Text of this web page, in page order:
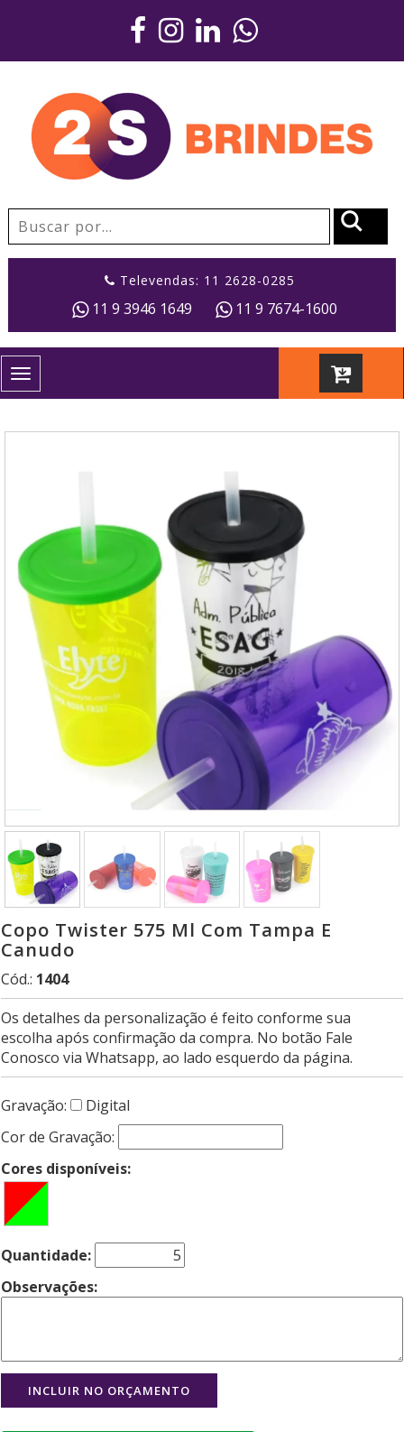
Televendas: 11 2628-0285
11 9 3946 1649 11 9 7674-1600
Toggle
navigation
Copo Twister 575 Ml Com Tampa E
Canudo
Cód.: 1404
Os detalhes da personalização é feito conforme sua
escolha após confirmação da compra. No botão Fale
Conosco via Whatsapp, ao lado esquerdo da página.
Gravação:
Digital
Cor de Gravação:
Cores disponíveis:
Quantidade:
Observações: